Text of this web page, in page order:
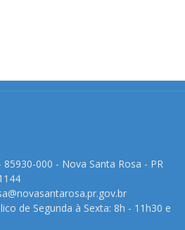
85930-000 - Nova Santa Rosa - PR
de Segunda à Sexta: 8h - 11h30 e